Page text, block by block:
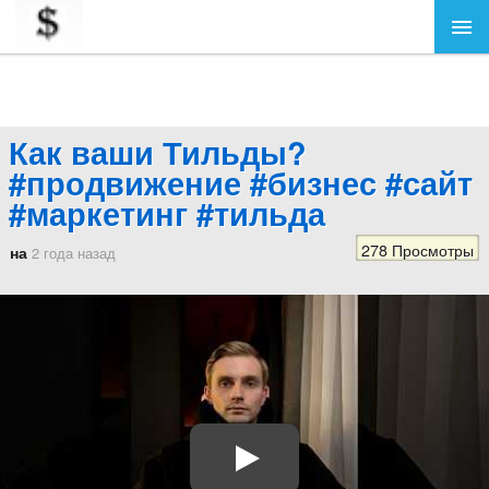
Как ваши Тильды?
#продвижение #бизнес #сайт
#маркетинг #тильда
на 2 года назад 278 Просмотры